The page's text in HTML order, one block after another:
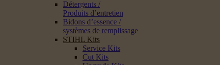
Détergents /
Produits d’entretien
Bidons d’essence /
systèmes de remplissage
STIHL Kits
Service Kits
Cut Kits